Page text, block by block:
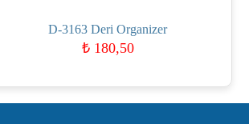
D-3163 Deri Organizer
₺180,50